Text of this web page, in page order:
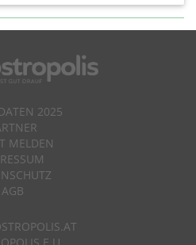
2025
MELDEN
AGB